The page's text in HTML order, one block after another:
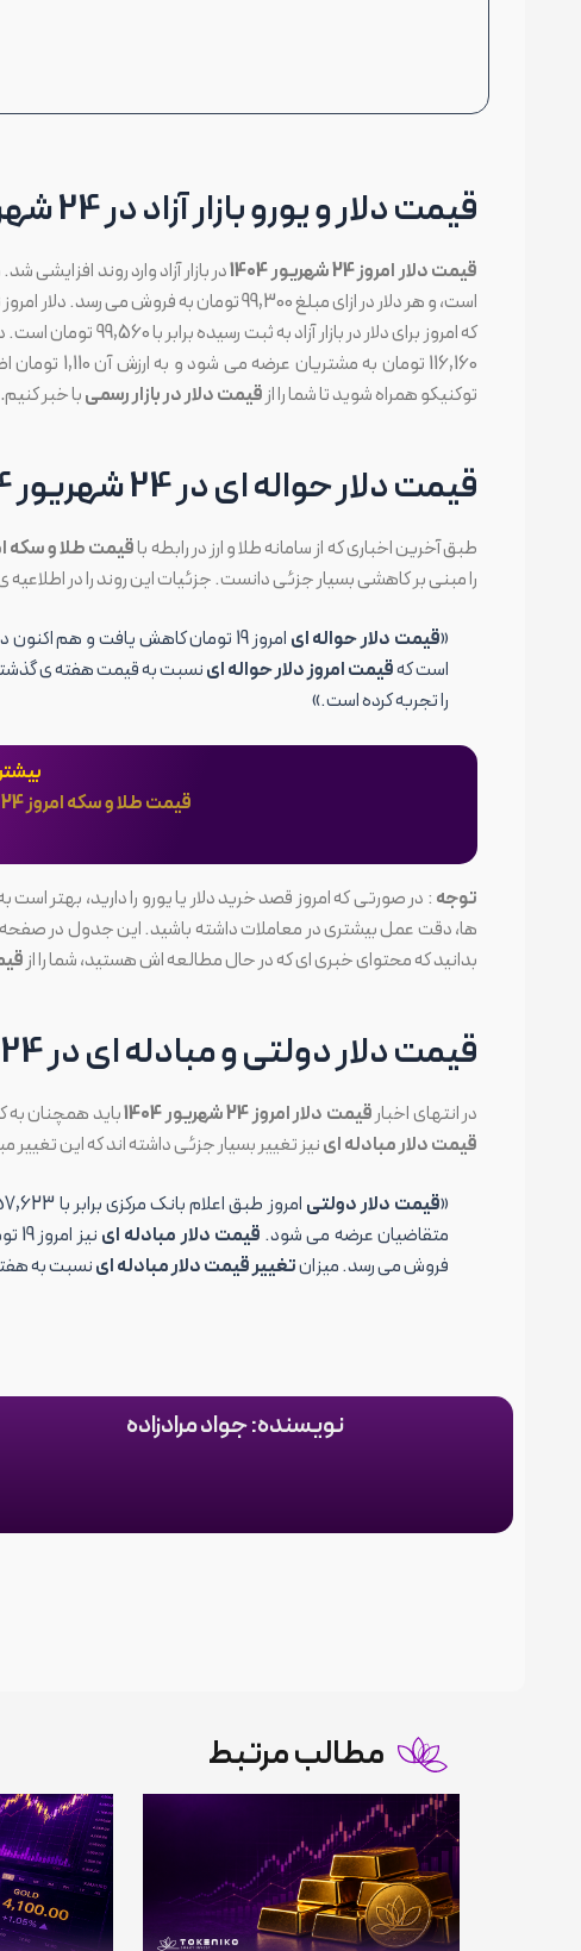
قیمت دلار و یورو بازار آزاد در 24 شهریور 1404
قیمت دلار امروز 24 شهریور 1404 در بازار آزاد وارد روند افزایشی
که امروز برای دلار در بازار آزاد به ثبت رسیده برابر با 99,560 تومان است. در رابطه با
116,160 تومان به مشتریان عرضه می شود و به ارزش آن 1,110 تومان اضافه شده است. در ادامه ی اخبار
توکنیکو همراه شوید تا شما را ازقیمت دلار در بازار رسمیبا خبر
قیمت دلار حواله ای در 24 شهریور 1404
طبق آخرین اخباری که از سامانه طلا و ارز در رابطه باقیمت طلا و سکه امروز 24
را مبنی بر کاهشی بسیار جزئی دانست. جزئیات این روند را در اطلاعیه
«قیمت دلار حواله ای
است کهقیمت امروز دلار حواله ای
را تجربه کرده است.»
قیمت طلا و سکه امروز 24 شهریور 1404 | روند صعودی
توجه️ : در صورتی که امروز قصد خرید دلار یا یورو را دارید، بهتر است
ها، دقت عمل بیشتری در معاملات داشته باشید. این جدول در صفحه
بدانید که محتوای خبری ای که در حال مطالعه اش هستید، شما را ازقیمت
قیمت دلار دولتی و مبادله ای در 24 شهریور 1404
در انتهای اخبارقیمت دلار امروز 24 شهریور 1404 باید همچنان
قیمت دلار مبادله اینیز تغییر بسیار جزئی داشته اند که این
«قیمت دلار دولتی
متقاضیان عرضه می شود. قیمت دلار مبادله ای
فروش می رسد. میزانتغییر قیمت دلار مبادله اینسبت به هفته گذشته
نویسنده: جواد مرادزاده
مطالب مرتبط